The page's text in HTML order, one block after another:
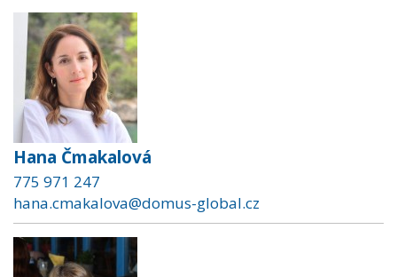
Hana Čmakalová
775 971 247
hana.cmakalova@domus-global.cz